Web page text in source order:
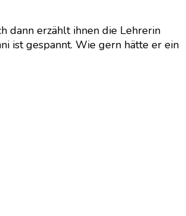
dann erzählt ihnen die Lehrerin
ist gespannt. Wie gern hätte er ein